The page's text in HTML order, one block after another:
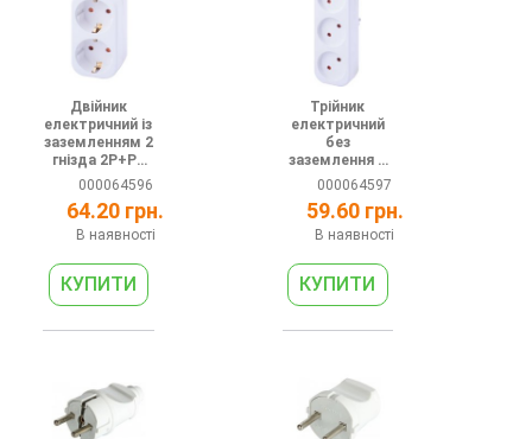
Двійник
електричний із
заземленням 2
гнізда 2P+PE
16А
e.socket.002.1
6.3
000064596
64.20 грн.
В наявності
Трійник
електричний
без
заземлення 3
гнізда
e.socket.003.1
0.2
000064597
59.60 грн.
В наявності